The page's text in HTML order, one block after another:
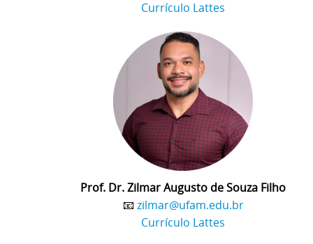
Currículo Lattes
Prof. Dr. Zilmar Augusto de Souza Filho
📧 zilmar@ufam.edu.br
Currículo Lattes